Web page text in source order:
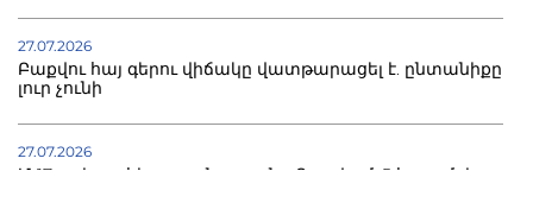
27.07.2026
Բաքվու հայ գերու վիճակը վատթարացել է. ընտանիքը
լուր չունի
27.07.2026
Մ-17 աշխարհի առաջնությունը Բաքվում. 5 հայ ըմբիշ